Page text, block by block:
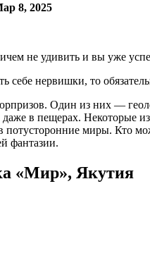
8, 2025
не удивить и вы уже
себе нервишки, то
Один из них —
в пещерах. Некоторые
потусторонние миры. Кто
фантазии.
«Мир», Якутия